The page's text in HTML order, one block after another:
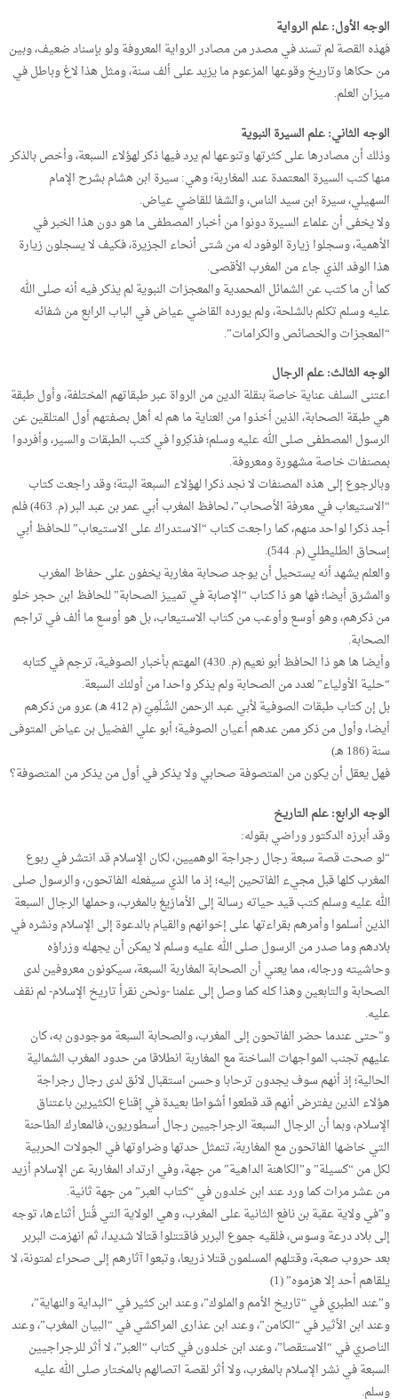
الوجه الأول: علم الرواية
فهذه القصة لم تسند في مصدر من مصادر الرواية المعروفة ولو بإسناد ضعيف، وبين
من حكاها وتاريخ وقوعها المزعوم ما يزيد على ألف سنة، ومثل هذا لاغ وباطل في
ميزان العلم.
الوجه الثاني: علم السيرة النبوية
وذلك أن مصادرها على كثرتها وتنوعها لم يرد فيها ذكر لهؤلاء السبعة، وأخص بالذكر
منها كتب السيرة المعتمدة عند المغاربة؛ وهي: سيرة ابن هشام بشرح الإمام
السهيلي، سيرة ابن سيد الناس، والشفا للقاضي عياض.
ولا يخفى أن علماء السيرة دونوا من أخبار المصطفى ما هو دون هذا الخبر في
الأهمية، وسجلوا زيارة الوفود له من شتى أنحاء الجزيرة، فكيف لا يسجلون زيارة
هذا الوفد الذي جاء من المغرب الأقصى.
كما أن ما كتب عن الشمائل المحمدية والمعجزات النبوية لم يذكر فيه أنه صلى الله
عليه وسلم تكلم بالشلحة، ولم يورده القاضي عياض في الباب الرابع من شفائه
“المعجزات والخصائص والكرامات”.
الوجه الثالث: علم الرجال
اعتنى السلف عناية خاصة بنقلة الدين من الرواة عبر طبقاتهم المختلفة، وأول طبقة
هي طبقة الصحابة، الذين أخذوا من العناية ما هم له أهل بصفتهم أول المتلقين عن
الرسول المصطفى صلى الله عليه وسلم؛ فذكِروا في كتب الطبقات والسير، وأفردوا
بمصنفات خاصة مشهورة ومعروفة.
وبالرجوع إلى هذه المصنفات لا نجد ذكرا لهؤلاء السبعة البتة؛ وقد راجعت كتاب
“الاستيعاب في معرفة الأصحاب”، لحافظ المغرب أبي عمر بن عبد البر (م. 463) فلم
أجد ذكرا لواحد منهم، كما راجعت كتاب “الاستدراك على الاستيعاب” للحافظ أبي
إسحاق الطليطلي (م. 544).
والعلم يشهد أنه يستحيل أن يوجد صحابة مغاربة يخفون على حفاظ المغرب
والمشرق أيضا؛ فها هو ذا كتاب “الإصابة في تمييز الصحابة” للحافظ ابن حجر خلو
من ذكرهم، وهو أوسع وأوعب من كتاب الاستيعاب، بل هو أوسع ما ألف في تراجم
الصحابة.
وأيضا ها هو ذا الحافظ أبو نعيم (م. 430) المهتم بأخبار الصوفية، ترجم في كتابه
“حلية الأولياء” لعدد من الصحابة ولم يذكر واحدا من أولئك السبعة.
بل إن كتاب طبقات الصوفية لأبي عبد الرحمن السُّلَمِيّ (م 412 هـ) عرو من ذكرهم
أيضا، وأول من ذكر ممن عدهم أعيان الصوفية؛ أبو علي الفضيل بن عياض المتوفى
سنة (186 هـ)
فهل يعقل أن يكون من المتصوفة صحابي ولا يذكر في أول من يذكر من المتصوفة؟
الوجه الرابع: علم التاريخ
وقد أبرزه الدكتور وراضي بقوله:
“لو صحت قصة سبعة رجال رجراجة الوهميين، لكان الإسلام قد انتشر في ربوع
المغرب كلها قبل مجيء الفاتحين إليه؛ إذ ما الذي سيفعله الفاتحون، والرسول صلى
الله عليه وسلم كتب قيد حياته رسالة إلى الأمازيغ بالمغرب، وحملها الرجال السبعة
الذين أسلموا وأمرهم بقراءتها على إخوانهم والقيام بالدعوة إلى الإسلام ونشره في
بلادهم وما صدر من الرسول صلى الله عليه وسلم لا يمكن أن يجهله وزراؤه
وحاشيته ورجاله، مما يعني أن الصحابة المغاربة السبعة، سيكونون معروفين لدى
الصحابة والتابعين وهذا كله كما وصل إلى علمنا -ونحن نقرأ تاريخ الإسلام- لم نقف
عليه.
و”حتى عندما حضر الفاتحون إلى المغرب، والصحابة السبعة موجودون به، كان
عليهم تجنب المواجهات الساخنة مع المغاربة انطلاقا من حدود المغرب الشمالية
الحالية؛ إذ أنهم سوف يجدون ترحابا وحسن استقبال لائق لدى رجال رجراجة
هؤلاء الذين يفترض أنهم قد قطعوا أشواطا بعيدة في إقناع الكثيرين باعتناق
الإسلام، وبما أن الرجال السبعة الرجراجيين رجال أسطوريون، فالمعارك الطاحنة
التي خاضها الفاتحون مع المغاربة، تتمثل حدتها وضراوتها في الجولات الحربية
لكل من “كسيلة” و”الكاهنة الداهية” من جهة، وفي ارتداد المغاربة عن الإسلام أزيد
من عشر مرات كما ورد عند ابن خلدون في “كتاب العبر” من جهة ثانية.
و”في ولاية عقبة بن نافع الثانية على المغرب، وهي الولاية التي قُتل أثناءها، توجه
إلى بلاد درعة وسوس، فلقيه جموع البربر فاقتتلوا قتالا شديدا، ثم انهزمت البربر
بعد حروب صعبة، وقتلهم المسلمون قتلا ذريعا، وتبعوا آثارهم إلى صحراء لمتونة، لا
يلقاهم أحد إلا هزموه” (1)
و”عند الطبري في “تاريخ الأمم والملوك”، وعند ابن كثير في “البداية والنهاية”،
وعند ابن الأثير في “الكامن”، وعند ابن عذارى المراكشي في “البيان المغرب”، وعند
الناصري في “الاستقصا”، وعند ابن خلدون في كتاب “العبر”، لا أثر للرجراجيين
السبعة في نشر الإسلام بالمغرب، ولا أثر لقصة اتصالهم بالمختار صلى الله عليه
وسلم.